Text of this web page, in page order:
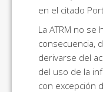
en el citado
La ATRM no
consecuencia,
derivarse del
del uso de la
con excepción